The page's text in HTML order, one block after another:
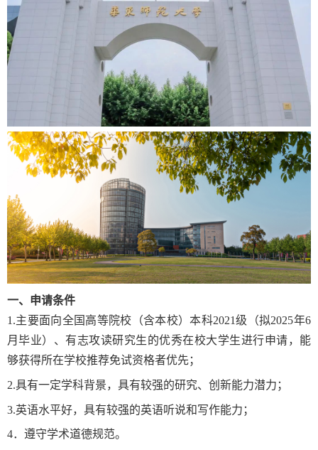
一、 申请条件
1.主要面向全国高等院校（含本校）本科2021级（拟2025年6
月毕业）、有志攻读研究生的优秀在校大学生进行申请，能
够获得所在学校推荐免试资格者优先；
2.具有一定学科背景，具有较强的研究、创新能力潜力；
3.英语水平好，具有较强的英语听说和写作能力；
4．遵守学术道德规范。